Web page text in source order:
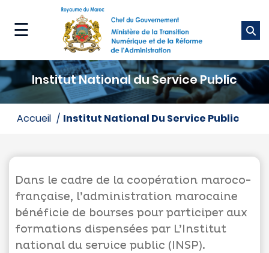
contenu
☰
Ministère
Nos
métiers
Média
Institut National du Service Public
accueil Institut National Du Service Public
Dans le cadre de la coopération maroco-
française, l’administration marocaine
bénéficie de bourses pour participer aux
formations dispensées par L’Institut
national du service public (INSP).